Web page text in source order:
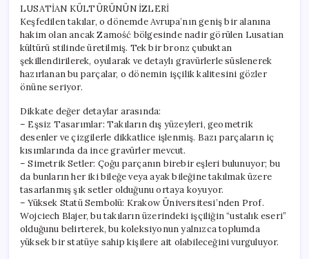
LUSATİAN KÜLTÜRÜNÜN İZLERİ
Keşfedilen takılar, o dönemde Avrupa’nın geniş bir alanına
hakim olan ancak Zamość bölgesinde nadir görülen Lusatian
kültürü stilinde üretilmiş. Tek bir bronz çubuktan
şekillendirilerek, oyularak ve detaylı gravürlerle süslenerek
hazırlanan bu parçalar, o dönemin işçilik kalitesini gözler
önüne seriyor.
Dikkate değer detaylar arasında:
– Eşsiz Tasarımlar: Takıların dış yüzeyleri, geometrik
desenler ve çizgilerle dikkatlice işlenmiş. Bazı parçaların iç
kısımlarında da ince gravürler mevcut.
– Simetrik Setler: Çoğu parçanın birebir eşleri bulunuyor; bu
da bunların her iki bileğe veya ayak bileğine takılmak üzere
tasarlanmış şık setler olduğunu ortaya koyuyor.
– Yüksek Statü Sembolü: Krakow Üniversitesi’nden Prof.
Wojciech Blajer, bu takıların üzerindeki işçiliğin “ustalık eseri”
olduğunu belirterek, bu koleksiyonun yalnızca toplumda
yüksek bir statüye sahip kişilere ait olabileceğini vurguluyor.